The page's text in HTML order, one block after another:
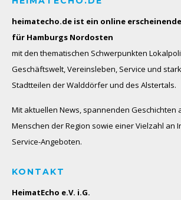
heimatecho.de ist ein online
für Hamburgs Nordosten
mit den thematischen Schwerpunkten
Geschäftswelt, Vereinsleben, Service und
Stadtteilen der Walddörfer und des Alstertals.
Mit aktuellen News, spannenden Geschichten
Menschen der Region sowie einer Vielzahl an
Service-Angeboten.
KONTAKT
HeimatEcho e.V. i.G.